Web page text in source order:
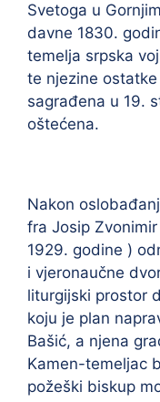
Svetoga u
davne 1830.
temelja srpska
te njezine
sagrađena u 19.
oštećena.
Nakon
fra Josip
1929. godine )
i vjeronaučne
liturgijski prostor
koju je plan
Bašić, a njena
Kamen-temeljac
požeški biskup